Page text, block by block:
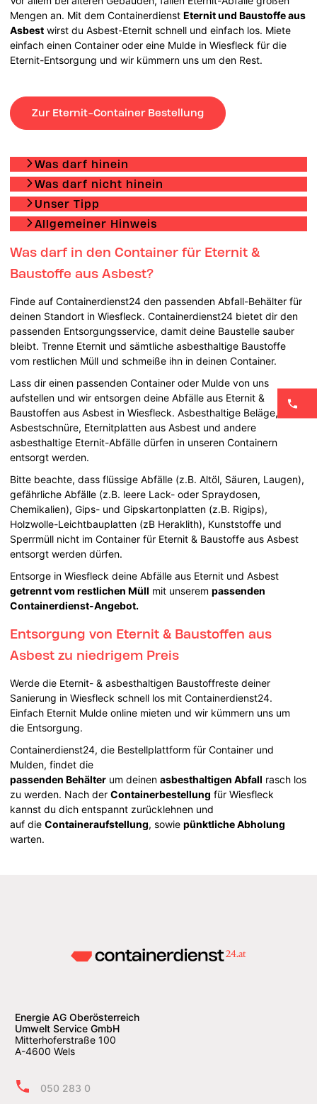
Mengen an. Mit dem ContainerdienstEternit und Baustoffe aus
Asbest wirst du Asbest-Eternit schnell und einfach los. Miete
einfach einen Container oder eine Mulde in Wiesfleck für die
Eternit-Entsorgung und wir kümmern uns um den Rest.
Zur Eternit-Container Bestellung
Was darf hinein
Was darf nicht hinein
Unser Tipp
Allgemeiner Hinweis
Was darf in den Container für Eternit &
Baustoffe aus Asbest?
Finde auf Containerdienst24 den passenden Abfall-Behälter für
deinen Standort in Wiesfleck. Containerdienst24 bietet dir den
passenden Entsorgungsservice, damit deine Baustelle sauber
bleibt. Trenne Eternit und sämtliche asbesthaltige Baustoffe
vom restlichen Müll und schmeiße ihn in deinen Container.
Lass dir einen passenden Container oder Mulde von uns
aufstellen und wir entsorgen deine Abfälle aus Eternit &
Baustoffen aus Asbest in Wiesfleck. Asbesthaltige Beläge,
Asbestschnüre, Eternitplatten aus Asbest und andere
asbesthaltige Eternit-Abfälle dürfen in unseren Containern
entsorgt werden.
Bitte beachte, dass flüssige Abfälle (z.B. Altöl, Säuren, Laugen),
gefährliche Abfälle (z.B. leere Lack- oder Spraydosen,
Chemikalien), Gips- und Gipskartonplatten (z.B. Rigips),
Holzwolle-Leichtbauplatten (zB Heraklith), Kunststoffe und
Sperrmüll nicht im Container für Eternit & Baustoffe aus Asbest
entsorgt werden dürfen.
Entsorge in Wiesfleck deine Abfälle aus Eternit und Asbest
getrennt vom restlichen Müll mit unserempassenden
Containerdienst-Angebot.
Entsorgung von Eternit & Baustoffen aus
Asbest zu niedrigem Preis
Werde die Eternit- & asbesthaltigen Baustoffreste deiner
Sanierung in Wiesfleck schnell los mit Containerdienst24.
Einfach Eternit Mulde online mieten und wir kümmern uns um
die Entsorgung.
Containerdienst24, die Bestellplattform für Container und
Mulden, findet die
passenden Behälter um deinenasbesthaltigen Abfall rasch los
zu werden. Nach derContainerbestellung für Wiesfleck
kannst du dich entspannt zurücklehnen und
auf dieContaineraufstellung, sowiepünktliche Abholung
warten.
Energie AG Oberösterreich
Umwelt Service GmbH
Mitterhoferstraße 100
A-4600 Wels
050 283 0